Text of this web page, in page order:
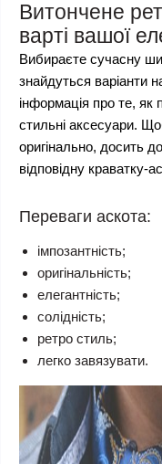
Витончене
варті вашої
Вибираєте сучасну
знайдуться варіанти
інформація про те, як
стильні аксесуари.
оригінально, досить
відповідну краватку-
Переваги аскота:
імпозантність;
оригінальність;
елегантність;
солідність;
ретро стиль;
легко завязувати.